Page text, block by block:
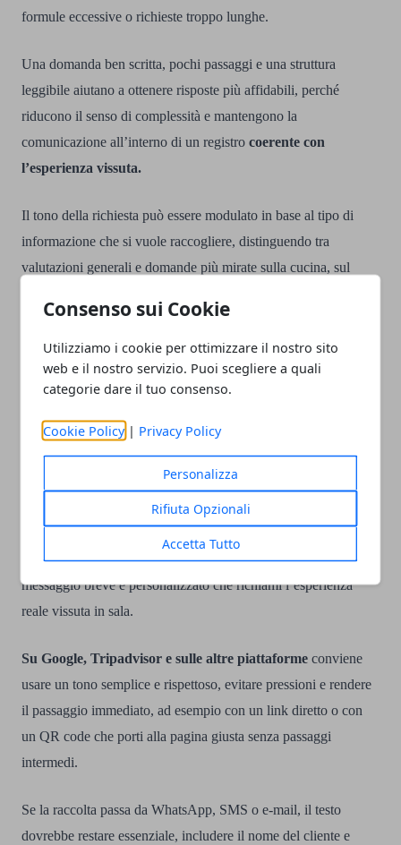
Consenso sui Cookie
Utilizziamo i cookie per ottimizzare il nostro sito
web e il nostro servizio. Puoi scegliere a quali
categorie dare il tuo consenso.
Cookie Policy | Privacy Policy
Personalizza
Rifiuta Opzionali
Accetta Tutto
formule eccessive o richieste troppo lunghe.
Una domanda ben scritta, pochi passaggi e una struttura
leggibile aiutano a ottenere risposte più affidabili, perché
riducono il senso di complessità e mantengono la
comunicazione all’interno di un registro coerente con
l’esperienza vissuta.
Il tono della richiesta può essere modulato in base al tipo di
informazione che si vuole raccogliere, distinguendo tra
valutazioni generali e domande più mirate sulla cucina, sul
ristorante su Google e sulle altre
piattaforme
Chiedere la recensione nel momento giusto fa la differenza
perché la richiesta funziona meglio quando l’esperienza è
ancora fresca e il cliente ha appena espresso soddisfazione: per
questo il momento ideale è subito dopo il pagamento, al
termine del pasto oppure entro poche ore dalla visita, con un
messaggio breve e personalizzato che richiami l’esperienza
reale vissuta in sala.
Su Google, Tripadvisor e sulle altre piattaforme conviene
usare un tono semplice e rispettoso, evitare pressioni e rendere
il passaggio immediato, ad esempio con un link diretto o con
un QR code che porti alla pagina giusta senza passaggi
intermedi.
Se la raccolta passa da WhatsApp, SMS o e-mail, il testo
dovrebbe restare essenziale, includere il nome del cliente e